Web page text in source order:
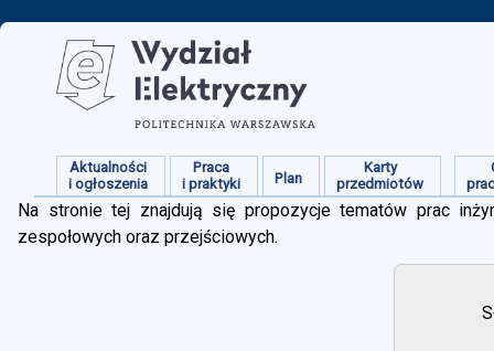
Aktualności
i ogłoszenia
Praca
i praktyki
Plan
Karty
przedmiotów
Na stronie tej znajdują się propozycje tematów prac
zespołowych oraz przejściowych.